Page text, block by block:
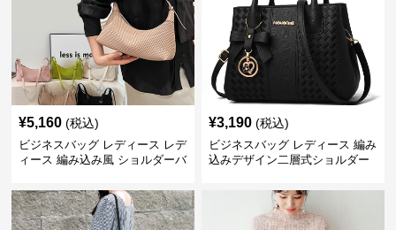
¥5,160 (税込)
ビジネスバッグ レディース レデ
ィース 編み込み風 ショルダーバ
¥3,190 (税込)
ビジネスバッグ レディース 編み
込みデザイン二層式ショルダー